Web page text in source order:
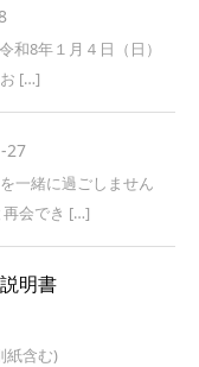
8年１月４日（日）
[…]
27
一緒に過ごしません
再会でき […]
明書
紙含む)